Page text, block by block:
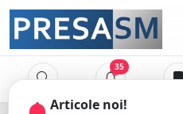
35
Articole noi!